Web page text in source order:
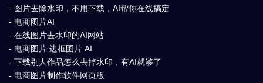
- 图片去除水印，不用下载，AI帮你在线搞定
- 电商图片AI
- 在线图片去水印的AI网站
- 电商图片 边框图片 AI
- 下载别人作品怎么去掉水印，有AI就够了
- 电商图片制作软件网页版